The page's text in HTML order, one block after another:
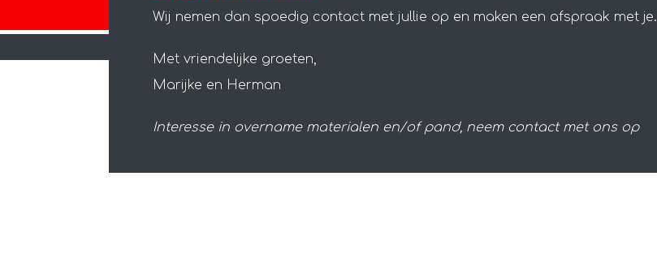
Wij nemen dan spoedig contact met jullie op en maken een afspraak met je.
Met vriendelijke groeten,
Marijke en Herman
Interesse in overname materialen en/of pand, neem contact met ons op